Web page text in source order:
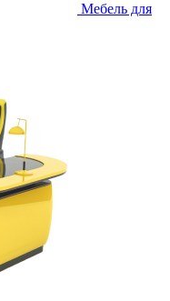
Мебель для